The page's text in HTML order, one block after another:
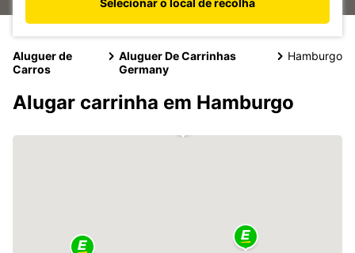
Selecionar o local de recolha
Aluguer de
Carros
Aluguer De Carrinhas
Germany
Hamburgo
Alugar carrinha em Hamburgo